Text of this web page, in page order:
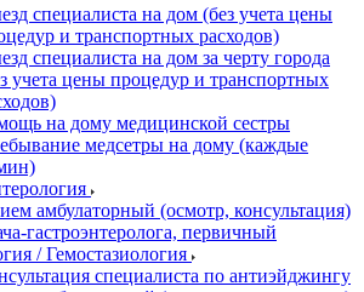
специалиста на дом (без учета цены
и транспортных расходов)
специалиста на дом за черту города
учета цены процедур и транспортных
на дому медицинской сестры
медсетры на дому (каждые
амбулаторный (осмотр, консультация)
гастроэнтеролога, первичный
/ Гемостазиология
специалиста по антиэйджингу